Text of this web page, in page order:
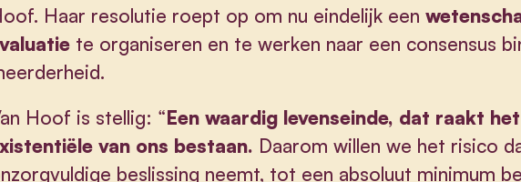
Haar resolutie roept op om nu eindelijk een
te organiseren en te werken naar een consensus
Hoof is stellig: “Een waardig levenseinde, dat raakt
van ons bestaan. Daarom willen we het risico
beslissing neemt, tot een absoluut minimum